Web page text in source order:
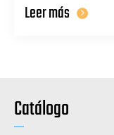
Leer más
Catálogo